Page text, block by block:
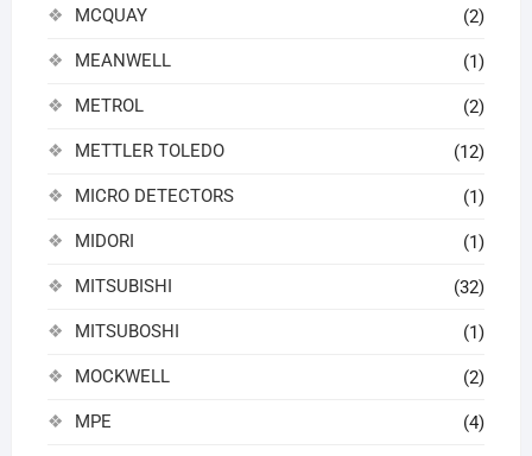
MCQUAY (2)
MEANWELL (1)
METROL (2)
METTLER TOLEDO (12)
MICRO DETECTORS (1)
MIDORI (1)
MITSUBISHI (32)
MITSUBOSHI (1)
MOCKWELL (2)
MPE (4)